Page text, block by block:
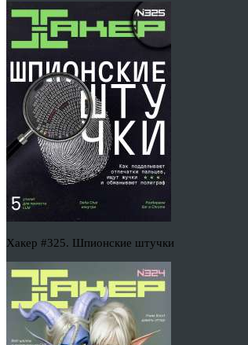
Хакер #325. Шпионские штучки